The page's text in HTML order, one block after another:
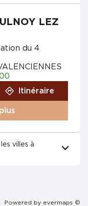
LEZ
du 4
Itinéraire
villes à
Powered by evermaps ©